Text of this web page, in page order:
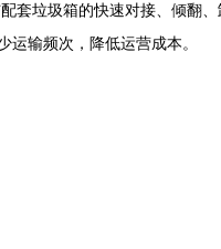
套垃圾箱的快速对接、倾翻、
输频次，降低运营成本。